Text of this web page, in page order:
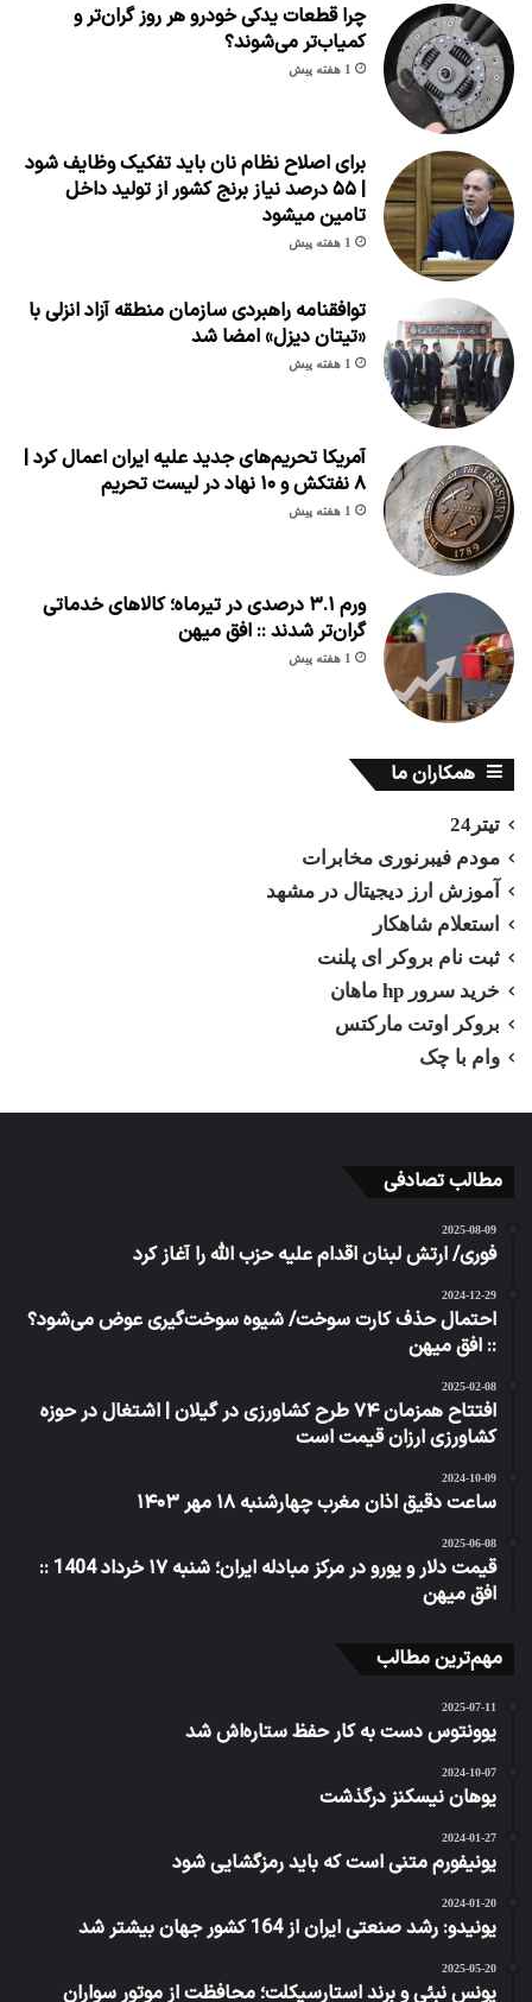
چرا قطعات یدکی خودرو هر روز گران‌تر و
کمیاب‌تر می‌شوند؟
1 هفته پیش
برای اصلاح نظام نان باید تفکیک وظایف شود
| ۵۵ درصد نیاز برنج کشور از تولید داخل
تامین میشود
1 هفته پیش
توافقنامه راهبردی سازمان منطقه آزاد انزلی با
«تیتان دیزل» امضا شد
1 هفته پیش
آمریکا تحریم‌های جدید علیه ایران اعمال کرد |
۸ نفتکش و ۱۰ نهاد در لیست تحریم
1 هفته پیش
ورم ۳.۱ درصدی در تیرماه؛ کالاهای خدماتی
گران‌تر شدند :: افق میهن
1 هفته پیش
همکاران ما
تیتر24
مودم فیبرنوری مخابرات
آموزش ارز دیجیتال در مشهد
استعلام شاهکار
ثبت نام بروکر ای پلنت
خرید سرور hp ماهان
بروکر اوتت مارکتس
وام با چک
مطالب تصادفی
2025-08-09
فوری/ ارتش لبنان اقدام علیه حزب الله را آغاز کرد
2024-12-29
احتمال حذف کارت سوخت/ شیوه سوخت‌گیری عوض می‌شود؟
:: افق میهن
2025-02-08
افتتاح همزمان ۷۴ طرح کشاورزی در گیلان | اشتغال در حوزه
کشاورزی ارزان قیمت است
2024-10-09
ساعت دقیق اذان مغرب چهارشنبه ۱۸ مهر ۱۴۰۳
2025-06-08
قیمت دلار و یورو در مرکز مبادله ایران؛ شنبه ۱۷ خرداد 1404 ::
افق میهن
مهم‌ترین مطالب
2025-07-11
یوونتوس دست به کار حفظ ستاره‌اش شد
2024-10-07
یوهان نیسکنز درگذشت
2024-01-27
یونیفورم متنی است که باید رمزگشایی شود
2024-01-20
یونیدو: رشد صنعتی ایران از 164 کشور جهان بیشتر شد
2025-05-20
یونس نبئی و برند استارسیکلت؛ محافظت از موتور سواران